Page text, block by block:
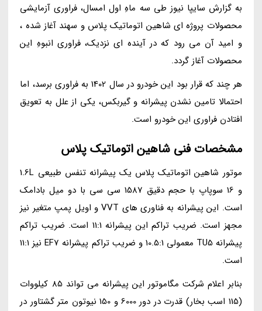
به گزارش سایپا نیوز طی سه ماهِ اول امسال، فراوری آزمایشی
محصولات پروژه ای شاهین اتوماتیک پلاس و سهند آغاز شده ،
و امید آن می رود که در آینده ای نزدیک، فراوری انبوهِ این
محصولات آغاز گردد.
هر چند که قرار بود این خودرو در سال 1402 به فراوری برسد، اما
احتمالا تامین نشدن پیشرانه و گیربکس، یکی از علل به تعویق
افتادن فراوری این خودرو است.
مشخصات فنی شاهین اتوماتیک پلاس
موتور شاهین اتوماتیک پلاس یک پیشرانه تنفس طبیعی 1.6L
و 16 سوپاپ با حجم دقیق 1587 سی سی با دو میل بادامک
است. این پیشرانه به فناوری های VVT و اویل پمپ متغیر نیز
مجهز است. ضریب تراکم این پیشرانه 11:1 است. ضریب تراکم
پیشرانه TU5 معمولی 10.5:1 و ضریب تراکم پیشرانه EF7 نیز 11:1
است.
بنابر اعلام شرکت مگاموتور این پیشرانه می تواند 85 کیلووات
(115 اسب بخار) قدرت در دور 6000 و 150 نیوتون متر گشتاور در